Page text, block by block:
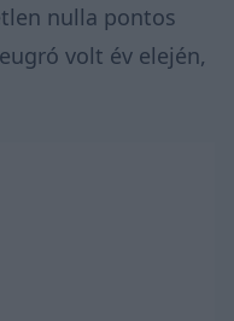
nulla pontos
volt év elején,